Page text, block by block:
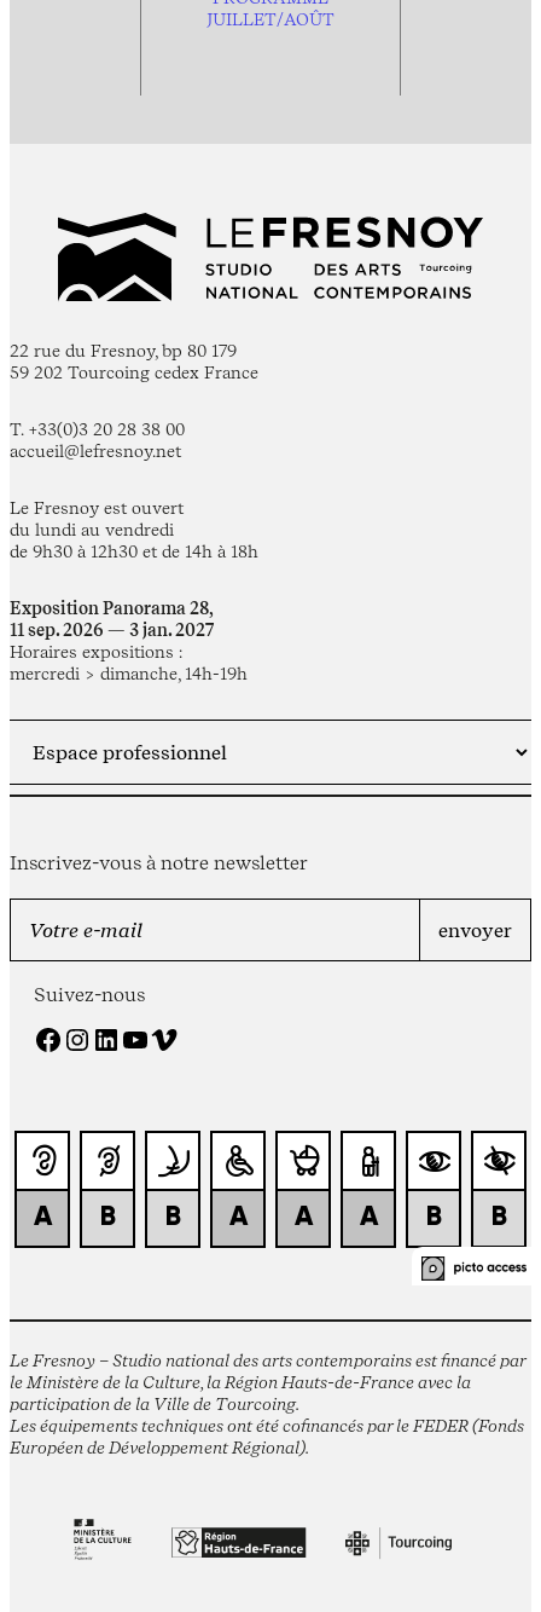
JUILLET/AOÛT
22 rue du Fresnoy, bp 80 179
59 202 Tourcoing cedex France
T. +33(0)3 20 28 38 00
accueil@lefresnoy.net
Le Fresnoy est ouvert
du lundi au vendredi
de 9h30 à 12h30 et de 14h à 18h
Exposition Panorama 28,
11 sep. 2026 — 3 jan. 2027
Horaires expositions :
mercredi > dimanche, 14h-19h
Inscrivez-vous à notre newsletter
Suivez-nous
Facebook Instagram LinkedIn YouTube Vimeo
Le Fresnoy – Studio national des arts contemporains est financé par
le Ministère de la Culture, la Région Hauts-de-France avec la
participation de la Ville de Tourcoing.
Les équipements techniques ont été cofinancés par le FEDER (Fonds
Européen de Développement Régional).